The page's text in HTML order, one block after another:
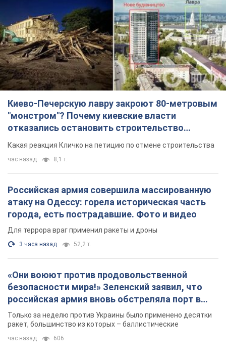
Киево-Печерскую лавру закроют 80-метровым
"монстром"? Почему киевские власти
отказались остановить строительство
небоскреба "московского верующего"
Какая реакция Кличко на петицию по отмене строительства
час назад 8,1 т.
Российская армия совершила массированную
атаку на Одессу: горела историческая часть
города, есть пострадавшие. Фото и видео
Для террора враг применил ракеты и дроны
3 часа назад 52,2 т.
«Они воюют против продовольственной
безопасности мира!» Зеленский заявил, что
российская армия вновь обстреляла порт в
Одессе
Только за неделю против Украины было применено десятки
ракет, большинство из которых – баллистические
час назад 606